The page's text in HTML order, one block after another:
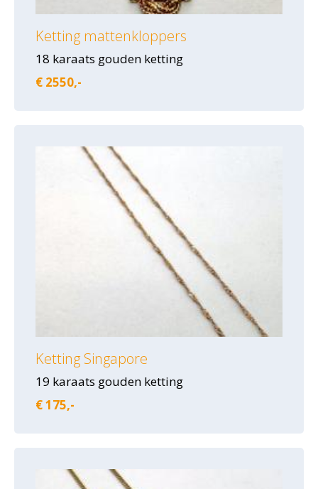
Ketting mattenkloppers
18 karaats gouden ketting
€ 2550,-
Ketting Singapore
19 karaats gouden ketting
€ 175,-